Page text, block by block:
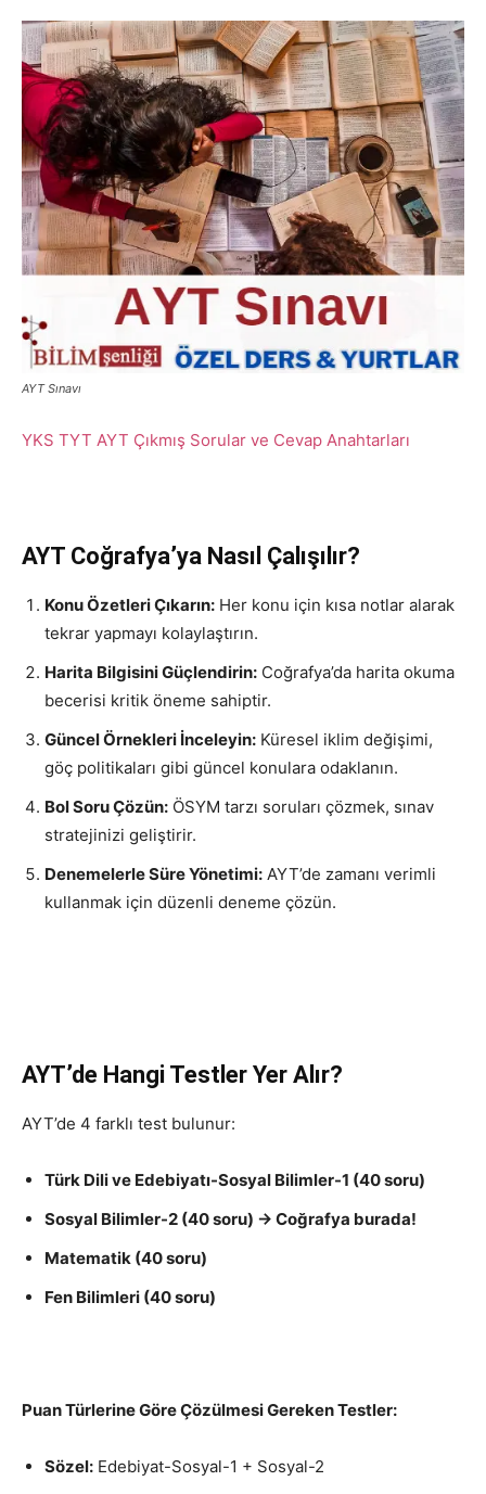
AYT Sınavı
YKS TYT AYT Çıkmış Sorular ve Cevap Anahtarları
AYT Coğrafya’ya Nasıl Çalışılır?
Konu Özetleri Çıkarın: Her konu için kısa notlar alarak
tekrar yapmayı kolaylaştırın.
Harita Bilgisini Güçlendirin: Coğrafya’da harita okuma
becerisi kritik öneme sahiptir.
Güncel Örnekleri İnceleyin: Küresel iklim değişimi,
göç politikaları gibi güncel konulara odaklanın.
Bol Soru Çözün: ÖSYM tarzı soruları çözmek, sınav
stratejinizi geliştirir.
Denemelerle Süre Yönetimi: AYT’de zamanı verimli
kullanmak için düzenli deneme çözün.
AYT’de Hangi Testler Yer Alır?
AYT’de 4 farklı test bulunur:
Türk Dili ve Edebiyatı-Sosyal Bilimler-1 (40 soru)
Sosyal Bilimler-2 (40 soru) → Coğrafya burada!
Matematik (40 soru)
Fen Bilimleri (40 soru)
Puan Türlerine Göre Çözülmesi Gereken Testler:
Sözel: Edebiyat-Sosyal-1 + Sosyal-2